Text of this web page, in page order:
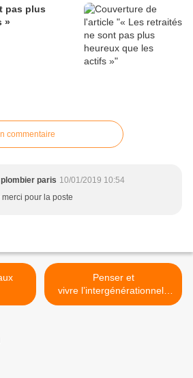
pas plus
»
commentaire
paris 10/01/2019 10:54
pour la poste
Penser et
vivre l’intergénérationnel :
lire et partager à Sarrant >